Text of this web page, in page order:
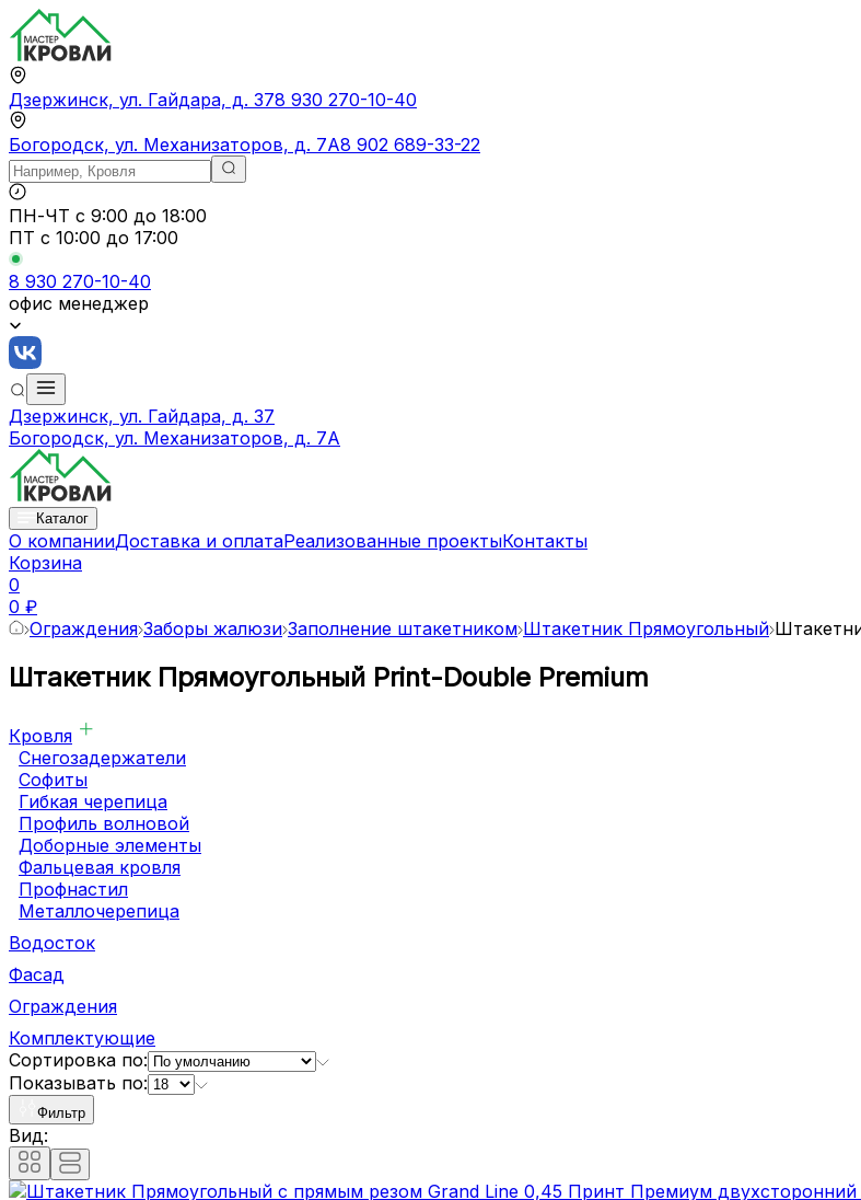
Дзержинск, ул. Гайдара, д. 378 930 270-10-40
Богородск, ул. Механизаторов, д. 7А8 902 689-33-22
ПН-ЧТ с 9:00 до 18:00
ПТ с 10:00 до 17:00
8 930 270-10-40
офис менеджер
Дзержинск, ул. Гайдара, д. 37
Богородск, ул. Механизаторов, д. 7А
Каталог
О компанииДоставка и оплатаРеализованные проектыКонтакты
Корзина
0
0 ₽
Ограждения Заборы жалюзи Заполнение штакетником Штакетник Прямоугольный
Штакетник Прямоугольный Print-Double Premium
Кровля
Снегозадержатели
Софиты
Гибкая черепица
Профиль волновой
Доборные элементы
Фальцевая кровля
Профнастил
Металлочерепица
Водосток
Фасад
Ограждения
Комплектующие
Сортировка по:
Показывать по:
Фильтр
Вид: